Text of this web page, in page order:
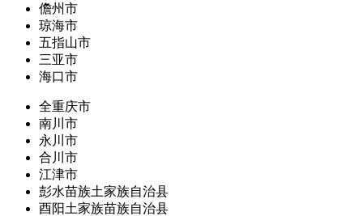
儋州市
琼海市
五指山市
三亚市
海口市
全重庆市
南川市
永川市
合川市
江津市
彭水苗族土家族自治县
酉阳土家族苗族自治县